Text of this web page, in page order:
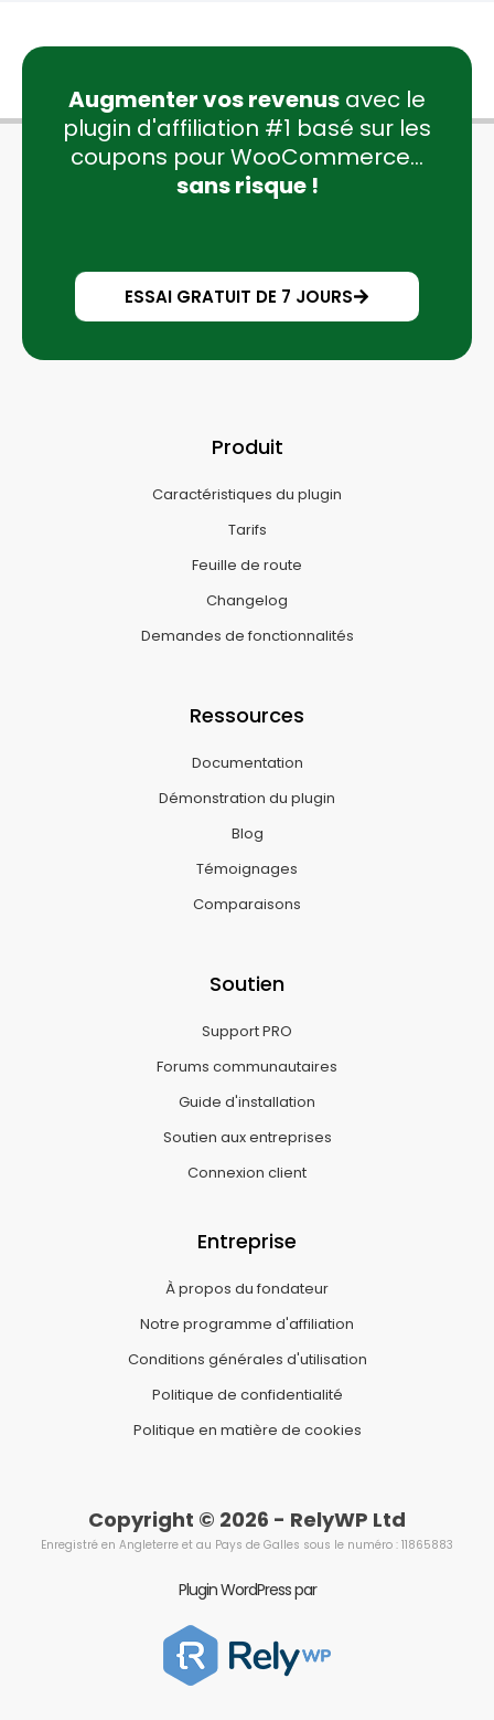
Augmenter vos revenus avec le
plugin d'affiliation #1 basé sur les
coupons pour WooCommerce...
sans risque !
ESSAI GRATUIT DE 7 JOURS
Produit
Caractéristiques du plugin
Tarifs
Feuille de route
Changelog
Demandes de fonctionnalités
Ressources
Documentation
Démonstration du plugin
Blog
Témoignages
Comparaisons
Soutien
Support PRO
Forums communautaires
Guide d'installation
Soutien aux entreprises
Connexion client
Entreprise
À propos du fondateur
Notre programme d'affiliation
Conditions générales d'utilisation
Politique de confidentialité
Politique en matière de cookies
Copyright © 2026 - RelyWP Ltd
Enregistré en Angleterre et au Pays de Galles sous le numéro : 11865883
Plugin WordPress par